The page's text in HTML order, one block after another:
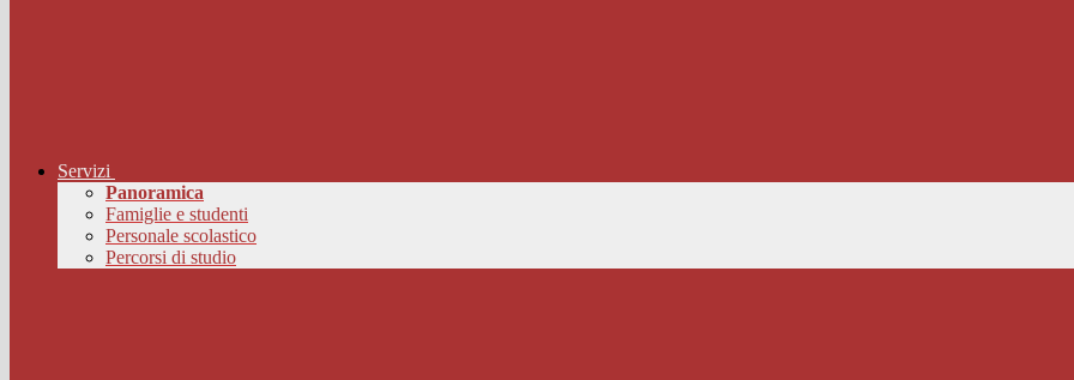
Servizi
Panoramica
Famiglie e studenti
Personale scolastico
Percorsi di studio